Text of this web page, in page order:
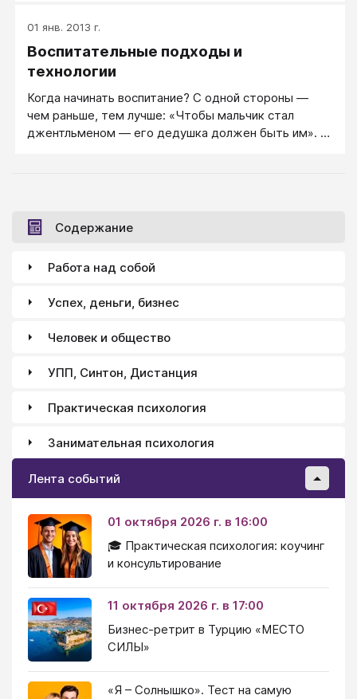
01 янв. 2013 г.
Воспитательные подходы и
технологии
Когда начинать воспитание? С одной стороны —
чем раньше, тем лучше: «Чтобы мальчик стал
джентльменом — его дедушка должен быть им». С
Содержание
Работа над собой
Успех, деньги, бизнес
Человек и общество
УПП, Синтон, Дистанция
Практическая психология
Занимательная психология
Лента событий
01 октября 2026 г. в 16:00
🎓 Практическая психология: коучинг
и консультирование
11 октября 2026 г. в 17:00
Бизнес-ретрит в Турцию «МЕСТО
СИЛЫ»
«Я – Солнышко». Тест на самую